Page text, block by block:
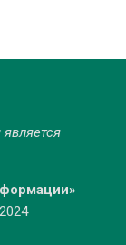
является